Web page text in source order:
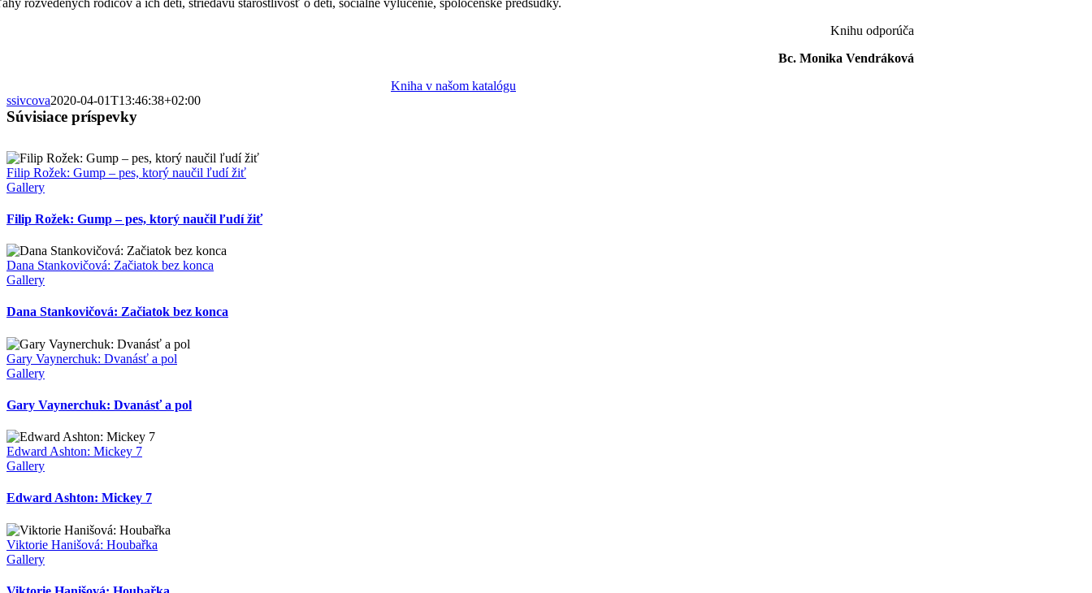
Knihu odporúča
Bc. Monika Vendráková
Kniha v našom katalógu
ssivcova2020-04-01T13:46:38+02:00
Súvisiace príspevky
Filip Rožek: Gump – pes, ktorý naučil ľudí žiť
Gallery
Filip Rožek: Gump – pes, ktorý naučil ľudí žiť
Dana Stankovičová: Začiatok bez konca
Gallery
Dana Stankovičová: Začiatok bez konca
Gary Vaynerchuk: Dvanásť a pol
Gallery
Gary Vaynerchuk: Dvanásť a pol
Edward Ashton: Mickey 7
Gallery
Edward Ashton: Mickey 7
Viktorie Hanišová: Houbařka
Gallery